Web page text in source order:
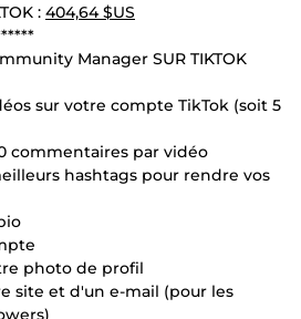
: 404,64 $US
Manager SUR TIKTOK
sur votre compte TikTok (soit 5
commentaires par vidéo
hashtags pour rendre vos
photo de profil
site et d'un e-mail (pour les